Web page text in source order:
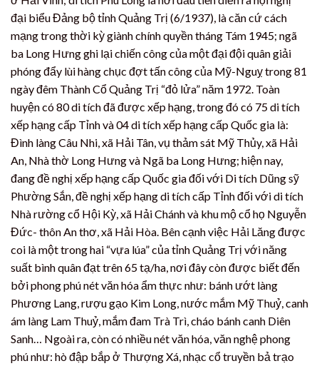
đại biểu Đảng bộ tỉnh Quảng Trị (6/1937), là căn cứ cách
mạng trong thời kỳ giành chính quyền tháng Tám 1945; ngã
ba Long Hưng ghi lại chiến công của một đại đội quân giải
phóng đẩy lùi hàng chục đợt tấn công của Mỹ-Nguỵ trong 81
ngày đêm Thành Cổ Quảng Trị “đỏ lửa” năm 1972. Toàn
huyện có 80 di tích đã được xếp hạng, trong đó có 75 di tích
xếp hạng cấp Tỉnh và 04 di tích xếp hạng cấp Quốc gia là:
Đình làng Câu Nhi, xã Hải Tân, vụ thảm sát Mỹ Thủy, xã Hải
An, Nhà thờ Long Hưng và Ngã ba Long Hưng; hiện nay,
đang đề nghị xếp hạng cấp Quốc gia đối với Di tích Dũng sỹ
Phường Sắn, đề nghị xếp hạng di tích cấp Tỉnh đối với di tích
Nhà rường cổ Hội Kỳ, xã Hải Chánh và khu mộ cổ họ Nguyễn
Đức- thôn An thơ, xã Hải Hòa. Bên cạnh việc Hải Lăng được
coi là một trong hai “vựa lúa” của tỉnh Quảng Trị với năng
suất bình quân đạt trên 65 tạ/ha, nơi đây còn được biết đến
bởi phong phú nét văn hóa ẩm thực như: bánh ướt làng
Phương Lang, rượu gạo Kim Long, nước mắm Mỹ Thuỷ, canh
ám làng Lam Thuỷ, mắm đam Trà Trì, cháo bánh canh Diên
Sanh… Ngoài ra, còn có nhiều nét văn hóa, văn nghệ phong
phú như: hò đập bắp ở Thượng Xá, nhạc cổ truyền bả trạo